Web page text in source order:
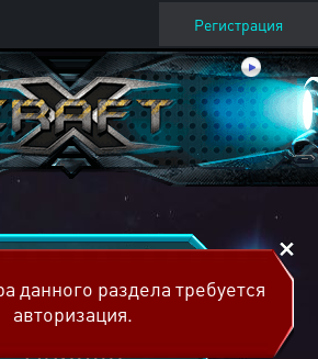
Регистрация
данного раздела требуется
авторизация.